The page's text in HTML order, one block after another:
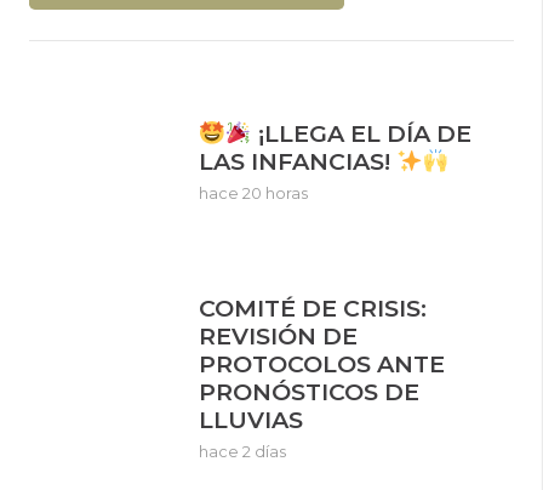
¡LLEGA EL DÍA DE
LAS INFANCIAS!
hace 20 horas
COMITÉ DE CRISIS:
REVISIÓN DE
PROTOCOLOS ANTE
PRONÓSTICOS DE
LLUVIAS
hace 2 días